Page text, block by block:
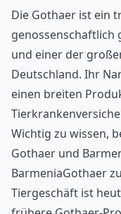
Die Gothaer ist ein
genossenschaftlich
und einer der
Deutschland. Ihr
einen breiten
Wichtig zu wissen,
Gothaer und
BarmeniaGothaer
Tiergeschäft ist